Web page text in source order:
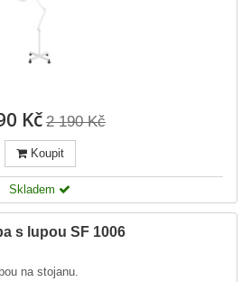
Kč 2 190 Kč
Koupit
Skladem
s lupou SF 1006
na stojanu.